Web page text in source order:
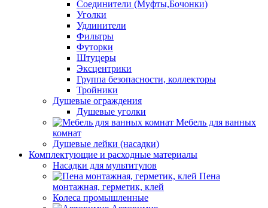
Соединители (Муфты,Бочонки)
Уголки
Удлинители
Фильтры
Футорки
Штуцеры
Эксцентрики
Группа безопасности, коллекторы
Тройники
Душевые ограждения
Душевые уголки
Мебель для ванных
комнат
Душевые лейки (насадки)
Комплектующие и расходные материалы
Насадки для мультитулов
Пена
монтажная, герметик, клей
Колеса промышленные